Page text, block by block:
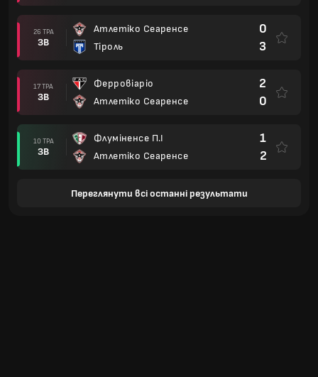
26 ТРА
ЗВ
Атлетіко Сеаренсе
Тіроль
0
3
17 ТРА
ЗВ
Ферровіаріо
Атлетіко Сеаренсе
2
0
10 ТРА
ЗВ
Флуміненсе П.І
Атлетіко Сеаренсе
1
2
Переглянути всі останні результати